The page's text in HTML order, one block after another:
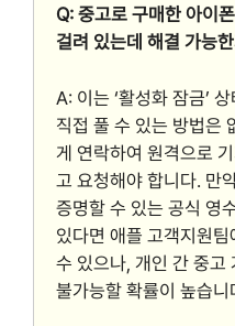
Q: 중고로 구매한 아이
걸려 있는데 해결 가능
A: 이는 ‘활성화 잠금’
직접 풀 수 있는 방법은
게 연락하여 원격으로
고 요청해야 합니다. 만
증명할 수 있는 공식 영
있다면 애플 고객지원
수 있으나, 개인 간 중고
불가능할 확률이 높습니